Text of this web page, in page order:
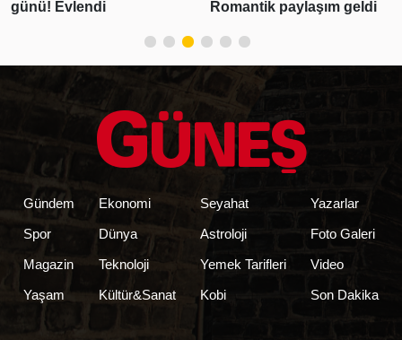
günü! Evlendi
Romantik paylaşım geldi
Gündem
Spor
Magazin
Yaşam
Ekonomi
Dünya
Teknoloji
Kültür&Sanat
Seyahat
Astroloji
Yemek Tarifleri
Kobi
Yazarlar
Foto Galeri
Video
Son Dakika